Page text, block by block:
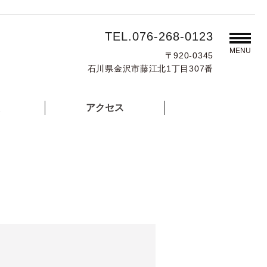
TEL.076-268-0123
〒920-0345
石川県金沢市藤江北1丁目307番
MENU
アクセス